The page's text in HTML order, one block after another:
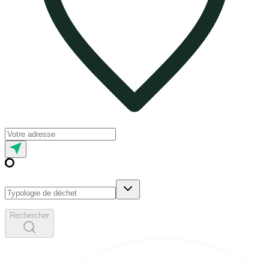
Rechercher